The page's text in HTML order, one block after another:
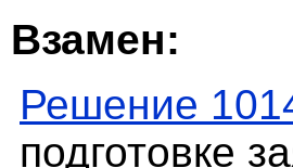
Взамен:
Решение
подготовке